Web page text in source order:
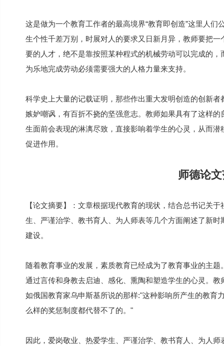
这是做为一个教育工作者的最高境界“教育即创造”这里人
生个性千差万别，时展对人的要求又日新月异，教师要把
要的人才，绝不是靠按照某种程式的机械劳动可以完成的
为乐地完成劳动必须需要强大的人格力量来支持。
科学史上大量的记载证明，那些作出重大发明创造的创新
嫉妒嘲讽，有百折不挠的坚强意志。教师如果具有了这样
生面前会表现的淋漓尽致，直接影响着学生的心灵，从而
促进作用。
师德论
【论文摘要】：文章根据现代教育的现状，结合总书记关
生、严谨治学、教书育人、为人师表等几个方面阐述了新
建设。
随着教育事业的发展，素质教育已经成为了教育事业的主
通过言传和身教去启迪、感化、熏陶和塑造学生的心灵。
如俄国教育家乌申斯基所说的那样:"这种影响所产生的教育
么样的奖惩制度都代替不了的。"
因此，爱岗敬业、热爱学生、严谨治学、教书育人、为人